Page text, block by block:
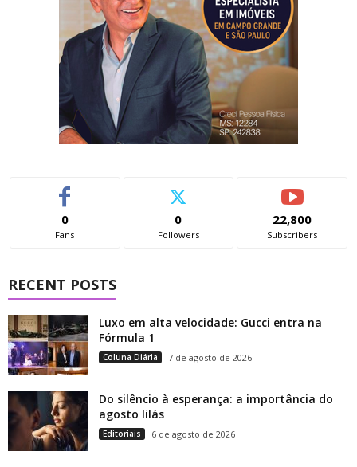
0
Fans
0
Followers
22,800
Subscribers
RECENT POSTS
Luxo em alta velocidade: Gucci entra na
Fórmula 1
Coluna Diária 7 de agosto de 2026
Do silêncio à esperança: a importância do
agosto lilás
Editoriais 6 de agosto de 2026